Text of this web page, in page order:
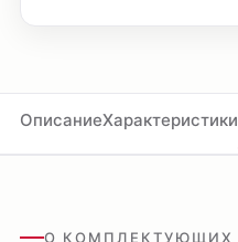
ОписаниеХарактеристики
О КОМПЛЕКТУЮЩИХ